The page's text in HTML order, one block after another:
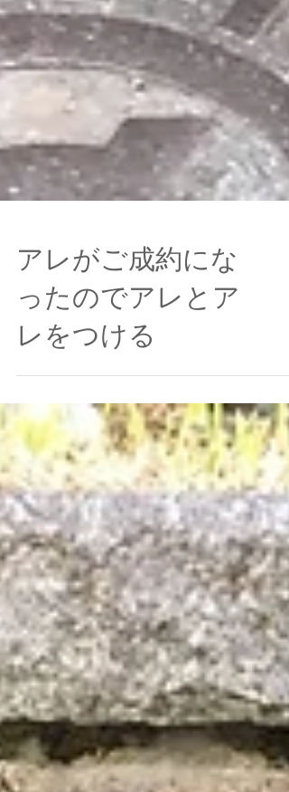
アレがご成約にな
ったのでアレとア
レをつける